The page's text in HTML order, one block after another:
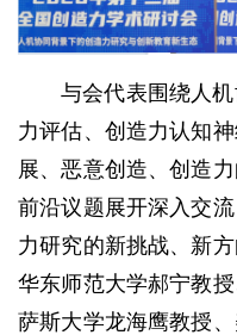
与会代表围绕人
力评估、创造力认知
展、恶意创造、创造
前沿议题展开深入交
力研究的新挑战、新
华东师范大学郝宁教
萨斯大学龙海鹰教授